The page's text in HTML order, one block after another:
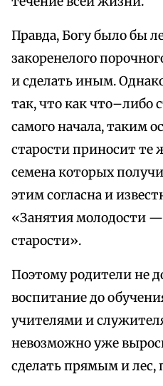
Правда, Богу было бы
закоренелого
и сделать иным.
так, что как что–либо
самого начала, таким
старости приносит те
семена которых
этим согласна и
«Занятия молодости
старости».
Поэтому родители не
воспитание до
учителями и
невозможно уже
сделать прямым и лес,